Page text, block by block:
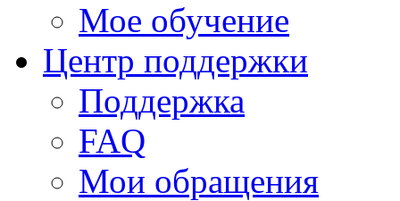
Мое обучение
Центр поддержки
Поддержка
FAQ
Мои обращения